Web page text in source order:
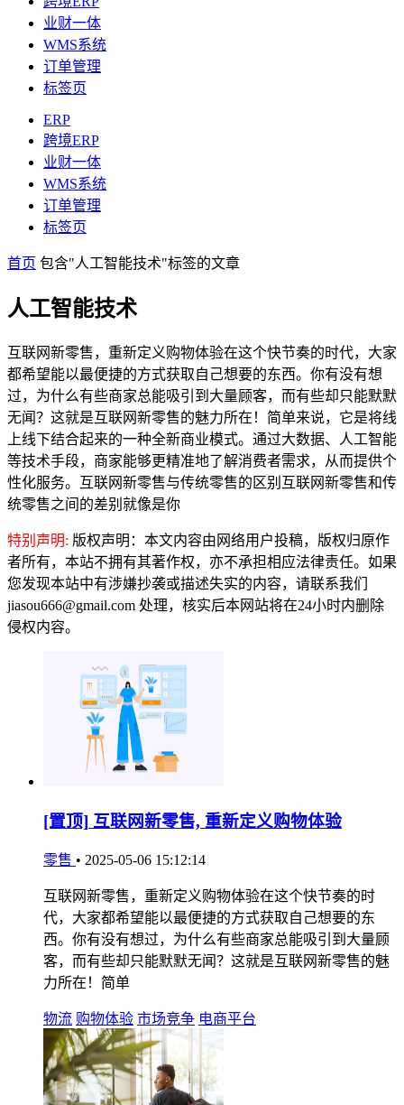
业财一体
WMS系统
订单管理
标签页
ERP
跨境ERP
业财一体
WMS系统
订单管理
标签页
首页 包含"人工智能技术"标签的文章
人工智能技术
互联网新零售，重新定义购物体验在这个快节奏的时代，大家
都希望能以最便捷的方式获取自己想要的东西。你有没有想
过，为什么有些商家总能吸引到大量顾客，而有些却只能默默
无闻？这就是互联网新零售的魅力所在！简单来说，它是将线
上线下结合起来的一种全新商业模式。通过大数据、人工智能
等技术手段，商家能够更精准地了解消费者需求，从而提供个
性化服务。互联网新零售与传统零售的区别互联网新零售和传
统零售之间的差别就像是你
特别声明: 版权声明：本文内容由网络用户投稿，版权归原作
者所有，本站不拥有其著作权，亦不承担相应法律责任。如果
您发现本站中有涉嫌抄袭或描述失实的内容，请联系我们
jiasou666@gmail.com 处理，核实后本网站将在24小时内删除
侵权内容。
[置顶] 互联网新零售, 重新定义购物体验
零售 • 2025-05-06 15:12:14
互联网新零售，重新定义购物体验在这个快节奏的时
代，大家都希望能以最便捷的方式获取自己想要的东
西。你有没有想过，为什么有些商家总能吸引到大量顾
客，而有些却只能默默无闻？这就是互联网新零售的魅
力所在！简单
物流 购物体验 市场竞争 电商平台